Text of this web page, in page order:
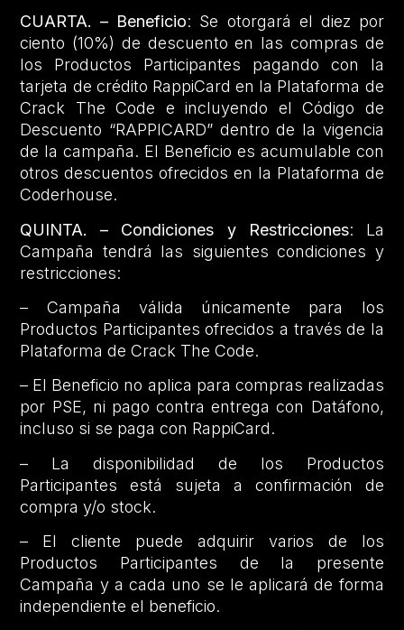
CUARTA. – Beneficio: Se otorgará el diez por
ciento (10%) de descuento en las compras de
los Productos Participantes pagando con la
tarjeta de crédito RappiCard en la Plataforma de
Crack The Code e incluyendo el Código de
Descuento “RAPPICARD” dentro de la vigencia
de la campaña. El Beneficio es acumulable con
otros descuentos ofrecidos en la Plataforma de
Coderhouse.
QUINTA. – Condiciones y Restricciones: La
Campaña tendrá las siguientes condiciones y
restricciones:
– Campaña válida únicamente para los
Productos Participantes ofrecidos a través de la
Plataforma de Crack The Code.
– El Beneficio no aplica para compras realizadas
por PSE, ni pago contra entrega con Datáfono,
incluso si se paga con RappiCard.
– La disponibilidad de los Productos
Participantes está sujeta a confirmación de
compra y/o stock.
– El cliente puede adquirir varios de los
Productos Participantes de la presente
Campaña y a cada uno se le aplicará de forma
independiente el beneficio.